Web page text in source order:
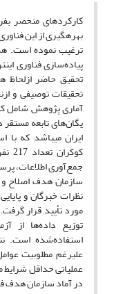
کارکردهای منحصر
بهره­گیری از این
ترغیب نموده است.
پیاده‌سازی فناوری
تحقیق حاضر ازلحاظ
تحقیقات توصیفی و
آماری پژوهش شامل
یگان‌های تابعه
ایران می­باشد که
جمع‌آوری اطلاعات،
سازمان هدف اصلاح
نظرات خبرگان و
مورد تأیید قرار
توزیع داده‌ها از
استفاده‌شده است.
علیرغم مطلوبیت
عملیاتی حداقل شرایط
در آماد سازمان هدف